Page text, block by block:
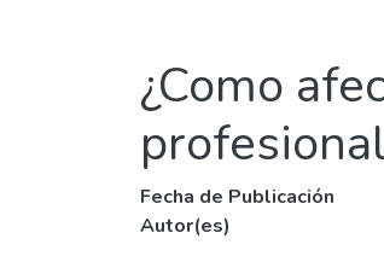
¿Como
Fecha de Publicación
Autor(es)